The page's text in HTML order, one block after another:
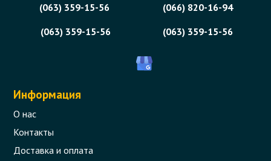
447 грн.
Нет в наличии
Сообщить,
когда появится
(063) 359-15-56
(066) 820-16-94
(063) 359-15-56
(063) 359-15-56
Информация
О нас
Контакты
Доставка и оплата